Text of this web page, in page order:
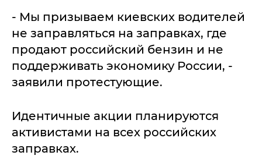
- Мы призываем киевских водителей
не заправляться на заправках, где
продают российский бензин и не
поддерживать экономику России, -
заявили протестующие.
Идентичные акции планируются
активистами на всех российских
заправках.